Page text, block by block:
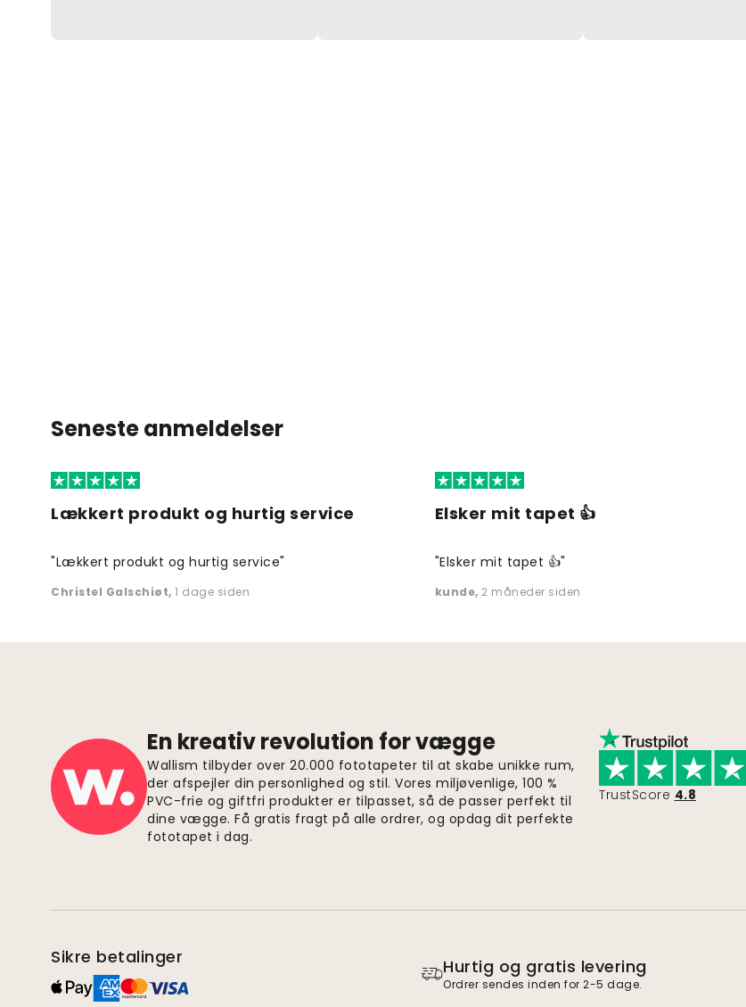
Seneste anmeldelser
Lækkert produkt og hurtig service
"Lækkert produkt og hurtig service"
Christel Galschiøt, 1 dage siden
Elsker mit tapet 👍
"Elsker mit tapet 👍"
kunde, 2 måneder siden
En kreativ revolution for vægge
Wallism tilbyder over 20.000 fototapeter til at skabe unikke rum,
der afspejler din personlighed og stil. Vores miljøvenlige, 100 %
PVC-frie og giftfri produkter er tilpasset, så de passer perfekt til
dine vægge. Få gratis fragt på alle ordrer, og opdag dit perfekte
fototapet i dag.
TrustScore 4.8
Sikre betalinger Hurtig og gratis levering
Ordrer sendes inden for 2-5 dage.